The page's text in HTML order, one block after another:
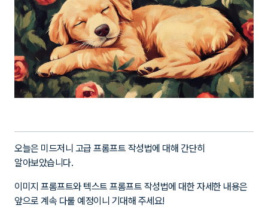
오늘은 미드저니 고급 프롬프트 작성법에 대해 간단히
알아보았습니다.
이미지 프롬프트와 텍스트 프롬프트 작성법에 대한 자세한 내용은
앞으로 계속 다룰 예정이니 기대해 주세요!